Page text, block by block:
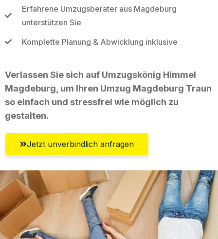
Erfahrene Umzugsberater aus Magdeburg
unterstützen Sie
Komplette Planung & Abwicklung inklusive
Verlassen Sie sich auf Umzugskönig Himmel
Magdeburg, um Ihren Umzug Magdeburg Traun
so einfach und stressfrei wie möglich zu
gestalten.
Jetzt unverbindlich anfragen